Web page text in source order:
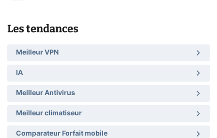
Les tendances
Meilleur VPN
IA
Meilleur Antivirus
Meilleur climatiseur
Comparateur Forfait mobile